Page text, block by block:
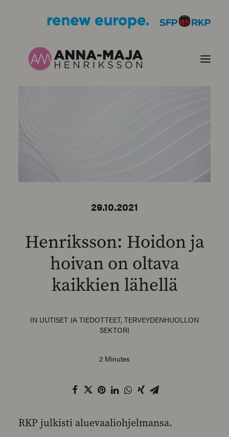
SEARCH
29.10.2021
Henriksson: Hoidon ja
hoivan on oltava
kaikkien lähellä
IN UUTISET JA TIEDOTTEET, TERVEYDENHUOLLON
SEKTORI
2 Minutes
RKP julkisti aluevaaliohjelmansa.